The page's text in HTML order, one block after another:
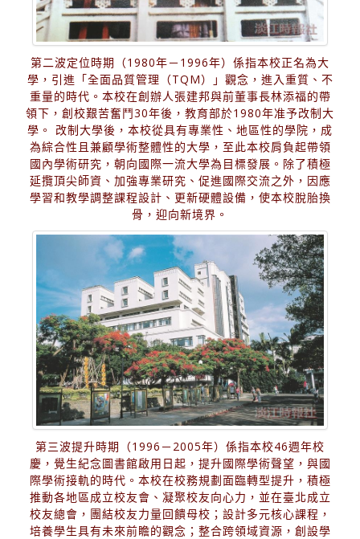
第二波定位時期（1980年－1996年）係指本校正名為大
學，引進「全面品質管理（TQM）」觀念，進入重質、不
重量的時代。本校在創辦人張建邦與前董事長林添福的帶
領下，創校艱苦奮鬥30年後，教育部於1980年准予改制大
學。 改制大學後，本校從具有專業性、地區性的學院，成
為綜合性且兼顧學術整體性的大學，至此本校肩負起帶領
國內學術研究，朝向國際一流大學為目標發展。除了積極
延攬頂尖師資、加強專業研究、促進國際交流之外，因應
學習和教學調整課程設計、更新硬體設備，使本校脫胎換
骨，迎向新境界。
第三波提升時期（1996－2005年）係指本校46週年校
慶，覺生紀念圖書館啟用日起，提升國際學術聲望，與國
際學術接軌的時代。本校在校務規劃面臨轉型提升，積極
推動各地區成立校友會、凝聚校友向心力，並在臺北成立
校友總會，團結校友力量回饋母校；設計多元核心課程，
培養學生具有未來前瞻的觀念；整合跨領域資源，創設學